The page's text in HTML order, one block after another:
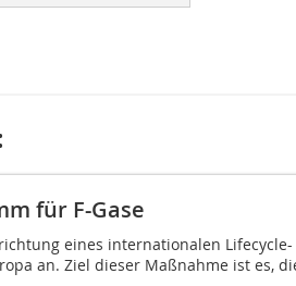
für F-Gase
eines internationalen Lifecycle-
an. Ziel dieser Maßnahme ist es,